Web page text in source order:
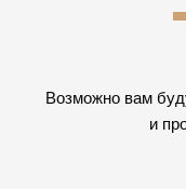
Возможно вам
и